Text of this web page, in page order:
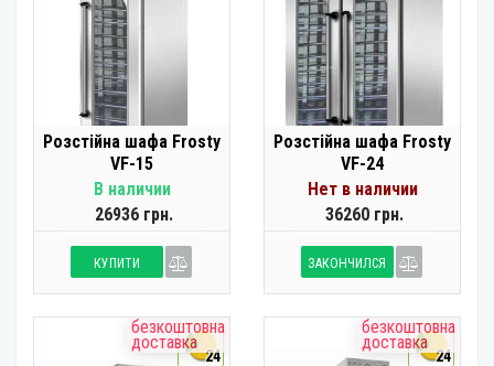
Розстійна шафа Frosty
VF-15
В наличии
26936 грн.
КУПИТИ
Розстійна шафа Frosty
VF-24
Нет в наличии
36260 грн.
ЗАКОНЧИЛСЯ
безкоштовна
доставка
24
безкоштовна
доставка
24